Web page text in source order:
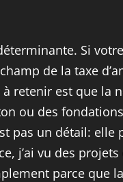
Si
de la taxe
retenir est que la
ou des
pas un détail:
j’ai vu des
parce que